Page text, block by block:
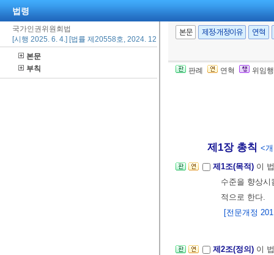
법령
국가인권위원회법
[시행 2025. 6. 4.] [법률 제20558호, 2024. 12. 3., 일부개정]
본문
부칙
본문 제정·개정이유 연혁
판례 연혁 위임
제1장 총칙 <
제1조(목적) 이
수준을 향상
적으로 한다.
[전문개정
제2조(정의) 이